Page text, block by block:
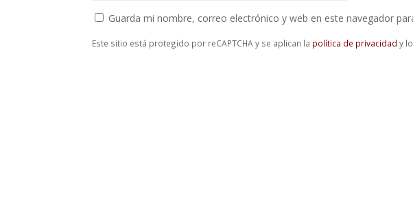
Guarda mi nombre, correo electrónico y web en este navegador
Este sitio está protegido por reCAPTCHA y se aplican la política de privacidad y